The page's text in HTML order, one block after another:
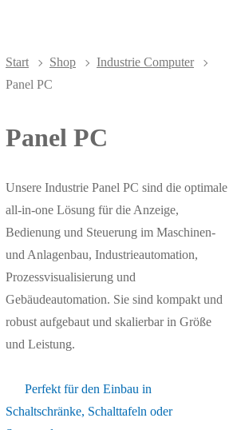
Start Shop
Industrie Computer
Panel PC
Panel PC
Unsere Industrie Panel PC sind die optimale
all-in-one Lösung für die Anzeige,
Bedienung und Steuerung im Maschinen-
und Anlagenbau, Industrieautomation,
Prozessvisualisierung und
Gebäudeautomation. Sie sind kompakt und
robust aufgebaut und skalierbar in Größe
und Leistung.
Perfekt für den Einbau in
Schaltschränke, Schalttafeln oder